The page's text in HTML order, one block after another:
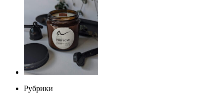
Рубрики